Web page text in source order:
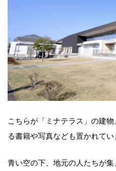
こちらが「ミナテラス」の建
る書籍や写真なども置かれてい
青い空の下、地元の人たちが